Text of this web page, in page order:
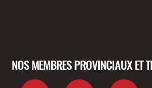
NOS MEMBRES PROVINCIAUX ET